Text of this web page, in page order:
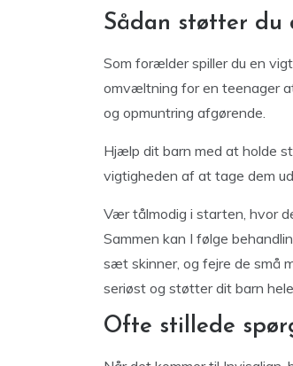
Sådan støtter du
Som forælder spiller du en
omvæltning for en teenager
og opmuntring afgørende.
Hjælp dit barn med at holde
vigtigheden af at tage dem
Vær tålmodig i starten, hvor
Sammen kan I følge
sæt skinner, og fejre de små
seriøst og støtter dit barn
Ofte stillede